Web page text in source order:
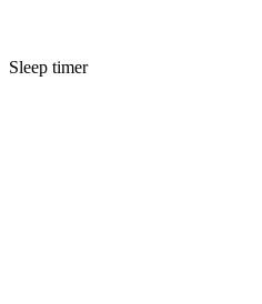
Sleep timer